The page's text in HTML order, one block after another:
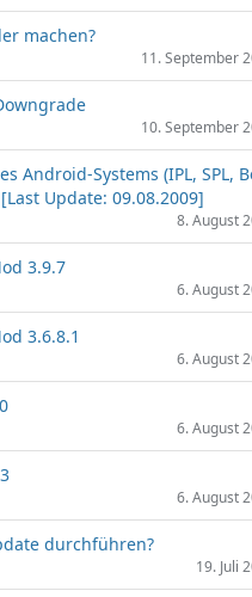
machen?
11. September
10. September
Android-Systems (IPL, SPL,
Update: 09.08.2009]
8. August
3.9.7
6. August
3.6.8.1
6. August
6. August
6. August
durchführen?
19. Juli